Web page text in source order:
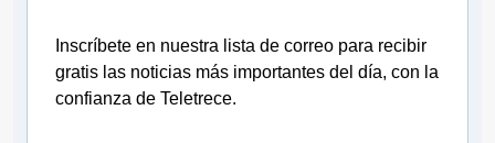
Inscríbete en nuestra lista de correo para recibir
gratis las noticias más importantes del día, con la
confianza de Teletrece.